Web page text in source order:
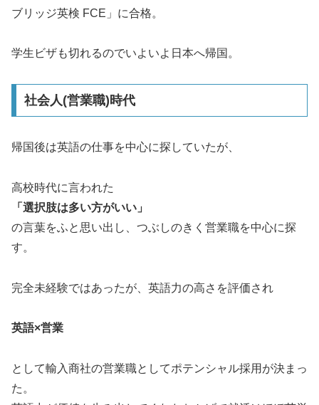
ブリッジ英検 FCE」に合格。
学生ビザも切れるのでいよいよ日本へ帰国。
社会人(営業職)時代
帰国後は英語の仕事を中心に探していたが、
高校時代に言われた
「選択肢は多い方がいい」
の言葉をふと思い出し、つぶしのきく営業職を中心に探
す。
完全未経験ではあったが、英語力の高さを評価され
英語×営業
として輸入商社の営業職としてポテンシャル採用が決まっ
た。